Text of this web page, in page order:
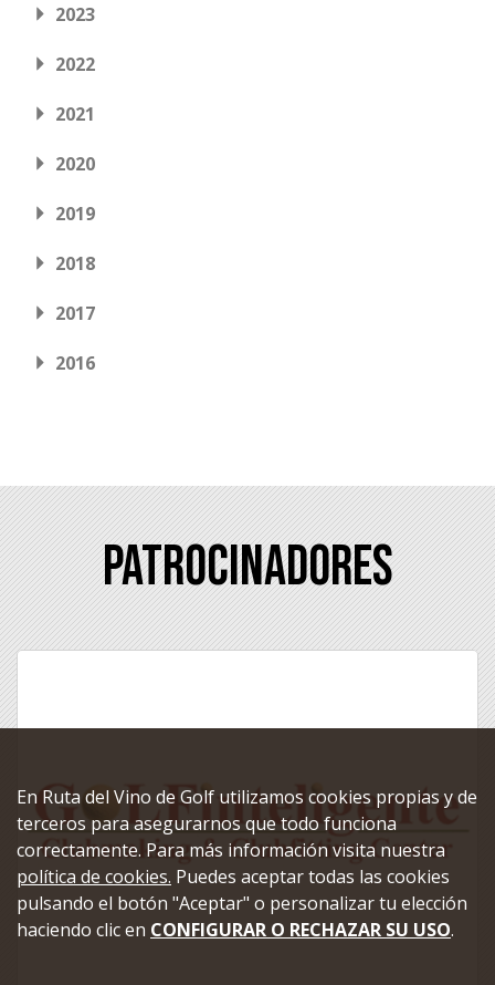
2023
2022
2021
2020
2019
2018
2017
2016
Patrocinadores
En Ruta del Vino de Golf utilizamos cookies propias y de
terceros para asegurarnos que todo funciona
correctamente. Para más información visita nuestra
política de cookies. Puedes aceptar todas las cookies
pulsando el botón "Aceptar" o personalizar tu elección
haciendo clic en CONFIGURAR O RECHAZAR SU USO.